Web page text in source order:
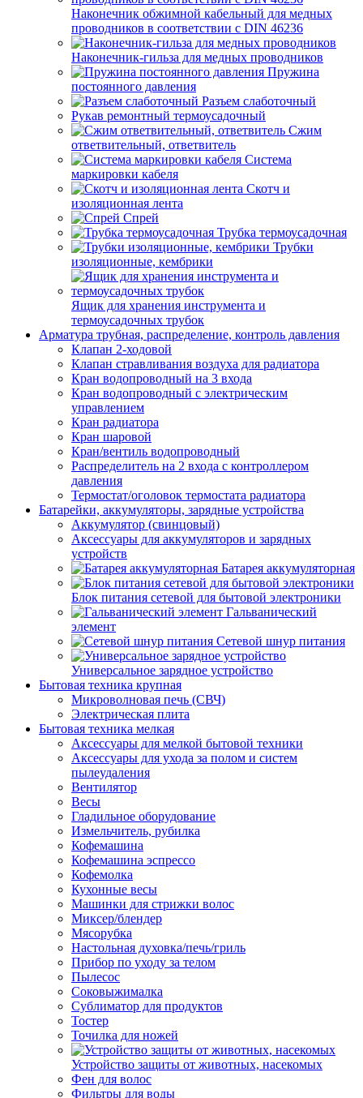
Наконечник обжимной кабельный для медных
проводников в соответствии с DIN 46236
Наконечник-гильза для медных проводников
Пружина
постоянного давления
Разъем слаботочный
Рукав ремонтный термоусадочный
Сжим
ответвительный, ответвитель
Система
маркировки кабеля
Скотч и
изоляционная лента
Спрей
Трубка термоусадочная
Трубки
изоляционные, кембрики
Ящик для хранения инструмента и
термоусадочных трубок
Арматура трубная, распределение, контроль давления
Клапан 2-ходовой
Клапан стравливания воздуха для радиатора
Кран водопроводный на 3 входа
Кран водопроводный с электрическим
управлением
Кран радиатора
Кран шаровой
Кран/вентиль водопроводный
Распределитель на 2 входа с контроллером
давления
Термостат/оголовок термостата радиатора
Батарейки, аккумуляторы, зарядные устройства
Аккумулятор (свинцовый)
Аксессуары для аккумуляторов и зарядных
устройств
Батарея аккумуляторная
Блок питания сетевой для бытовой электроники
Гальванический
элемент
Сетевой шнур питания
Универсальное зарядное устройство
Бытовая техника крупная
Микроволновая печь (СВЧ)
Электрическая плита
Бытовая техника мелкая
Аксессуары для мелкой бытовой техники
Аксессуары для ухода за полом и систем
пылеудаления
Вентилятор
Весы
Гладильное оборудование
Измельчитель, рубилка
Кофемашина
Кофемашина эспрессо
Кофемолка
Кухонные весы
Машинки для стрижки волос
Миксер/блендер
Мясорубка
Настольная духовка/печь/гриль
Прибор по уходу за телом
Пылесос
Соковыжималка
Сублиматор для продуктов
Тостер
Точилка для ножей
Устройство защиты от животных, насекомых
Фен для волос
Фильтры для воды